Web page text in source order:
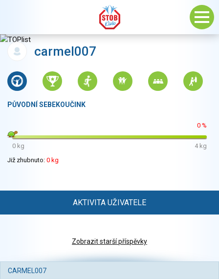
carmel007
PŮVODNÍ SEBEKOUČINK
0 %
0 kg
4 kg
Již zhubnuto: 0 kg
AKTIVITA UŽIVATELE
Zobrazit starší příspěvky
CARMEL007